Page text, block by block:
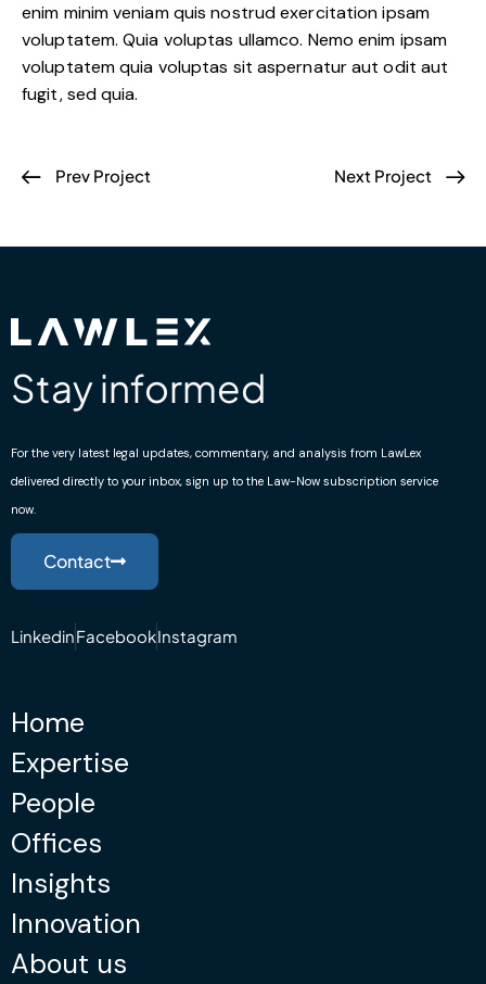
enim minim veniam quis nostrud exercitation ipsam
voluptatem. Quia voluptas ullamco. Nemo enim ipsam
voluptatem quia voluptas sit aspernatur aut odit aut
fugit, sed quia.
Prev Project Next Project
Stay informed
For the very latest legal updates, commentary, and analysis from LawLex
delivered directly to your inbox, sign up to the Law-Now subscription service
now.
Contact
LinkedinFacebookInstagram
Home
Expertise
People
Offices
Insights
Innovation
About us